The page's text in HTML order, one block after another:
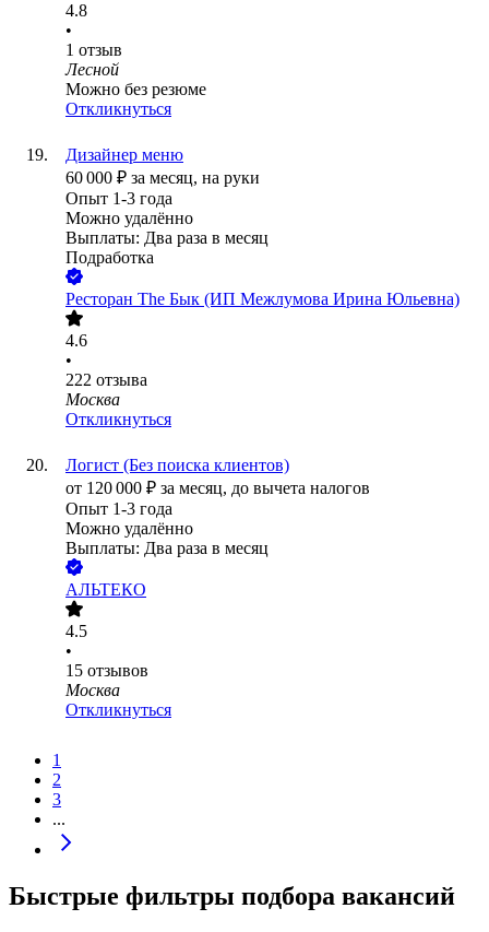
4.8
•
1 отзыв
Лесной
Можно без резюме
Откликнуться
Дизайнер меню
60 000 ₽ за месяц, на руки
Опыт 1-3 года
Можно удалённо
Выплаты: Два раза в месяц
Подработка
Ресторан The Бык (ИП Межлумова Ирина Юльевна)
4.6
•
222 отзыва
Москва
Откликнуться
Логист (Без поиска клиентов)
от 120 000 ₽ за месяц, до вычета налогов
Опыт 1-3 года
Можно удалённо
Выплаты: Два раза в месяц
АЛЬТЕКО
4.5
•
15 отзывов
Москва
Откликнуться
1
2
3
...
Быстрые фильтры подбора вакансий